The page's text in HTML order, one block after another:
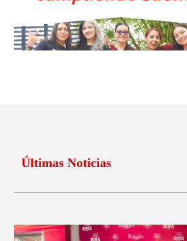
Últimas Noticias